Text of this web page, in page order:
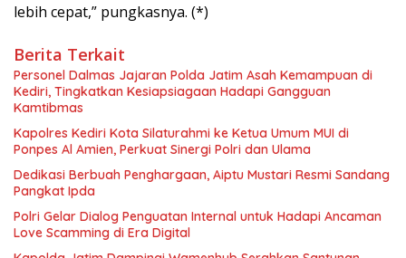
lebih cepat,” pungkasnya. (*)
Berita Terkait
Personel Dalmas Jajaran Polda Jatim Asah Kemampuan di
Kediri, Tingkatkan Kesiapsiagaan Hadapi Gangguan
Kamtibmas
Kapolres Kediri Kota Silaturahmi ke Ketua Umum MUI di
Ponpes Al Amien, Perkuat Sinergi Polri dan Ulama
Dedikasi Berbuah Penghargaan, Aiptu Mustari Resmi Sandang
Pangkat Ipda
Polri Gelar Dialog Penguatan Internal untuk Hadapi Ancaman
Love Scamming di Era Digital